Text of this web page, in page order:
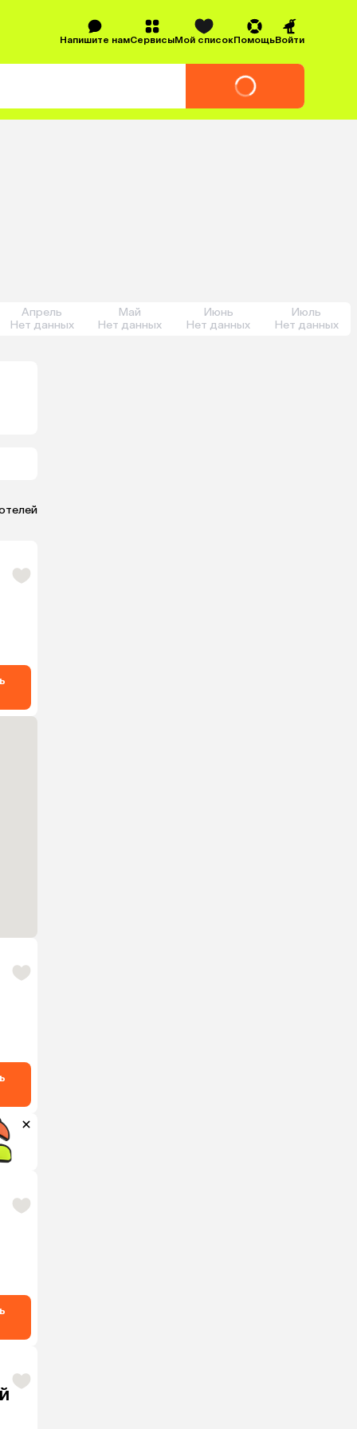
Напишите намСервисыМой списокПомощьВойти
Апрель
Нет данных
Май
Нет данных
Июнь
Нет данных
Июль
Нет данных